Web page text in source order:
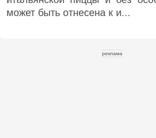
может быть отнесена к и...
реклама